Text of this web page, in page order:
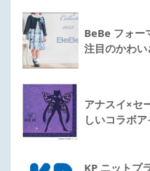
BeBe フォー
注目のかわい
アナスイ×セ
しいコラボ
KP ニットプ